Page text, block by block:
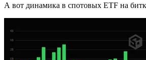
А вот динамика в спотовых ETF на